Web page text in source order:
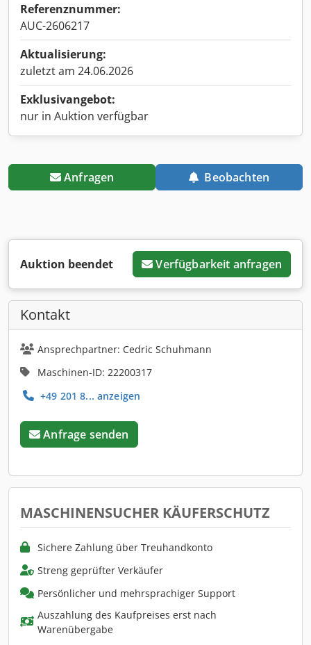
Referenznummer:
AUC-2606217
Aktualisierung:
zuletzt am 24.06.2026
Exklusivangebot:
nur in Auktion verfügbar
Anfragen Beobachten
Auktion beendet Verfügbarkeit anfragen
Kontakt
Ansprechpartner: Cedric Schuhmann
Maschinen-ID: 22200317
+49 201 8... anzeigen
Anfrage senden
MASCHINENSUCHER KÄUFERSCHUTZ
Sichere Zahlung über Treuhandkonto
Streng geprüfter Verkäufer
Persönlicher und mehrsprachiger Support
Auszahlung des Kaufpreises erst nach
Warenübergabe